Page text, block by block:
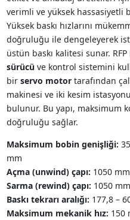
verimli ve yüksek hassasiyetli
Yüksek baskı hızlarını
doğruluğu ile dengeleyerek
üstün baskı kalitesi sunar.
sürücü ve kontrol sistemini
bir servo motortarafından
makinesi ve iki kesim
bulunur. Bu yapı, maksimum
doğruluğu sağlar.
Maksimum bobin genişliği:
mm
Açma (unwind) çapı: 1050 mm
Sarma (rewind) çapı: 1050 mm
Baskı tekrarı aralığı: 177,8 –
Maksimum mekanik hız: 150